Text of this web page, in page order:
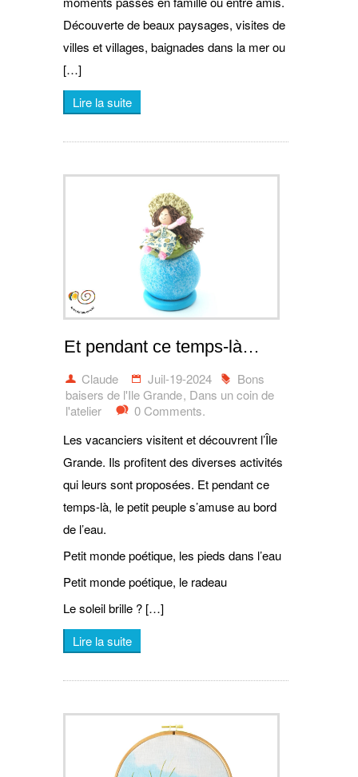
Découverte de beaux paysages, visites de
villes et villages, baignades dans la mer ou
[…]
Lire la suite
Et pendant ce temps-là…
Claude Juil-19-2024
Bons
baisers de l'Ile Grande, Dans un coin de
l'atelier
0 Comments.
Les vacanciers visitent et découvrent l’Île
Grande. Ils profitent des diverses activités
qui leurs sont proposées. Et pendant ce
temps-là, le petit peuple s’amuse au bord
de l’eau.
Petit monde poétique, les pieds dans l’eau
Petit monde poétique, le radeau
Le soleil brille ? […]
Lire la suite